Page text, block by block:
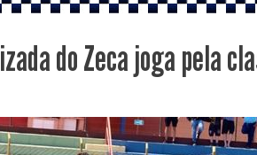
do Zeca joga pela